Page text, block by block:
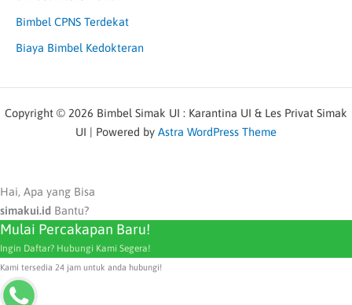
Bimbel CPNS Terdekat
Biaya Bimbel Kedokteran
Copyright © 2026 Bimbel Simak UI : Karantina UI & Les Privat Simak
UI | Powered by Astra WordPress Theme
Hai, Apa yang Bisa
simakui.id Bantu?
Mulai Percakapan Baru!
Ingin Daftar? Hubungi Kami Segera!
Kami tersedia 24 jam untuk anda hubungi!